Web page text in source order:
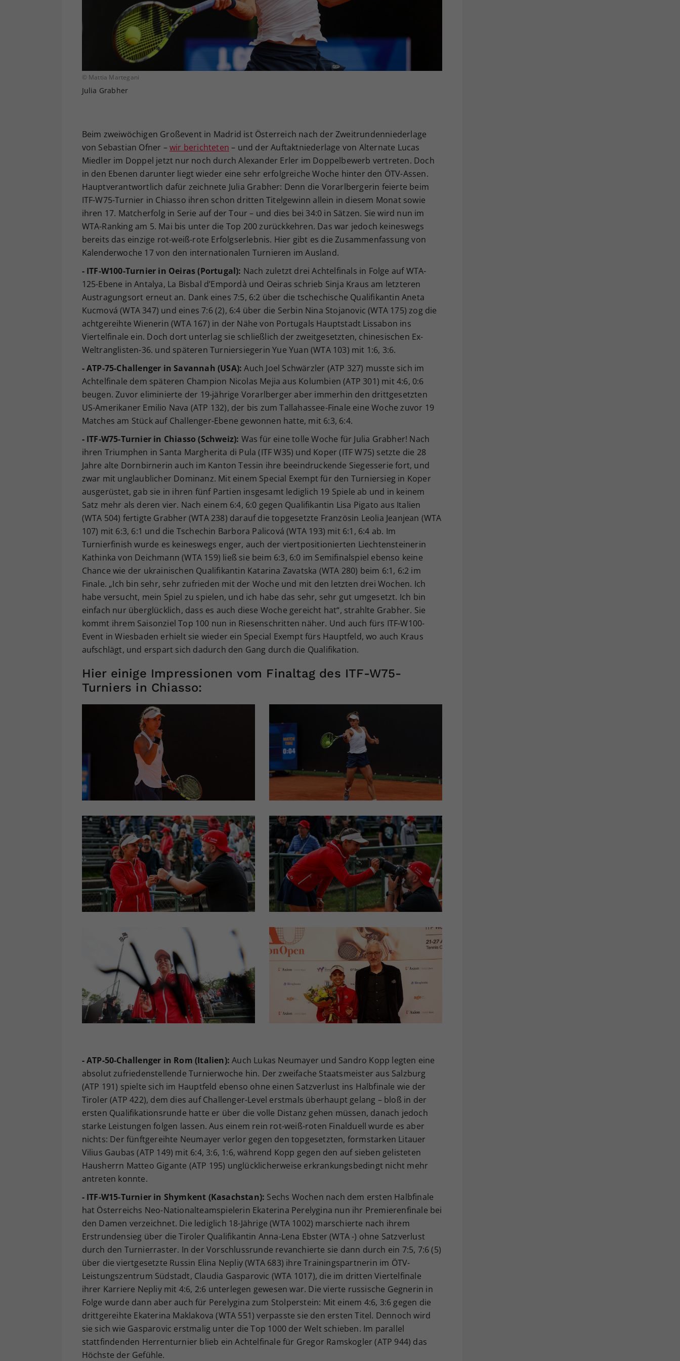
© Mattia Martegani
Julia Grabher
Beim zweiwöchigen Großevent in Madrid ist Österreich nach der Zweitrundenniederlage
von Sebastian Ofner –wir berichteten – und der Auftaktniederlage von Alternate Lucas
Miedler im Doppel jetzt nur noch durch Alexander Erler im Doppelbewerb vertreten. Doch
in den Ebenen darunter liegt wieder eine sehr erfolgreiche Woche hinter den ÖTV-Assen.
Hauptverantwortlich dafür zeichnete Julia Grabher: Denn die Vorarlbergerin feierte beim
ITF-W75-Turnier in Chiasso ihren schon dritten Titelgewinn allein in diesem Monat sowie
ihren 17. Matcherfolg in Serie auf der Tour – und dies bei 34:0 in Sätzen. Sie wird nun im
WTA-Ranking am 5. Mai bis unter die Top 200 zurückkehren. Das war jedoch keineswegs
bereits das einzige rot-weiß-rote Erfolgserlebnis. Hier gibt es die Zusammenfassung von
Kalenderwoche 17 von den internationalen Turnieren im Ausland.
- ITF-W100-Turnier in Oeiras (Portugal): Nach zuletzt drei Achtelfinals in Folge auf WTA-
125-Ebene in Antalya, La Bisbal d’Empordà und Oeiras schrieb Sinja Kraus am letzteren
Austragungsort erneut an. Dank eines 7:5, 6:2 über die tschechische Qualifikantin Aneta
Kucmová (WTA 347) und eines 7:6 (2), 6:4 über die Serbin Nina Stojanovic (WTA 175) zog die
achtgereihte Wienerin (WTA 167) in der Nähe von Portugals Hauptstadt Lissabon ins
Viertelfinale ein. Doch dort unterlag sie schließlich der zweitgesetzten, chinesischen Ex-
Weltranglisten-36. und späteren Turniersiegerin Yue Yuan (WTA 103) mit 1:6, 3:6.
- ATP-75-Challenger in Savannah (USA): Auch Joel Schwärzler (ATP 327) musste sich im
Achtelfinale dem späteren Champion Nicolas Mejia aus Kolumbien (ATP 301) mit 4:6, 0:6
beugen. Zuvor eliminierte der 19-jährige Vorarlberger aber immerhin den drittgesetzten
US-Amerikaner Emilio Nava (ATP 132), der bis zum Tallahassee-Finale eine Woche zuvor 19
Matches am Stück auf Challenger-Ebene gewonnen hatte, mit 6:3, 6:4.
- ITF-W75-Turnier in Chiasso (Schweiz): Was für eine tolle Woche für Julia Grabher! Nach
ihren Triumphen in Santa Margherita di Pula (ITF W35) und Koper (ITF W75) setzte die 28
Jahre alte Dornbirnerin auch im Kanton Tessin ihre beeindruckende Siegesserie fort, und
zwar mit unglaublicher Dominanz. Mit einem Special Exempt für den Turniersieg in Koper
ausgerüstet, gab sie in ihren fünf Partien insgesamt lediglich 19 Spiele ab und in keinem
Satz mehr als deren vier. Nach einem 6:4, 6:0 gegen Qualifikantin Lisa Pigato aus Italien
(WTA 504) fertigte Grabher (WTA 238) darauf die topgesetzte Französin Leolia Jeanjean (WTA
107) mit 6:3, 6:1 und die Tschechin Barbora Palicová (WTA 193) mit 6:1, 6:4 ab. Im
Turnierfinish wurde es keineswegs enger, auch der viertpositionierten Liechtensteinerin
Kathinka von Deichmann (WTA 159) ließ sie beim 6:3, 6:0 im Semifinalspiel ebenso keine
Chance wie der ukrainischen Qualifikantin Katarina Zavatska (WTA 280) beim 6:1, 6:2 im
Finale. „Ich bin sehr, sehr zufrieden mit der Woche und mit den letzten drei Wochen. Ich
habe versucht, mein Spiel zu spielen, und ich habe das sehr, sehr gut umgesetzt. Ich bin
einfach nur überglücklich, dass es auch diese Woche gereicht hat“, strahlte Grabher. Sie
kommt ihrem Saisonziel Top 100 nun in Riesenschritten näher. Und auch fürs ITF-W100-
Event in Wiesbaden erhielt sie wieder ein Special Exempt fürs Hauptfeld, wo auch Kraus
aufschlägt, und erspart sich dadurch den Gang durch die Qualifikation.
Hier einige Impressionen vom Finaltag des ITF-W75-
Turniers in Chiasso:
- ATP-50-Challenger in Rom (Italien): Auch Lukas Neumayer und Sandro Kopp legten eine
absolut zufriedenstellende Turnierwoche hin. Der zweifache Staatsmeister aus Salzburg
(ATP 191) spielte sich im Hauptfeld ebenso ohne einen Satzverlust ins Halbfinale wie der
Tiroler (ATP 422), dem dies auf Challenger-Level erstmals überhaupt gelang – bloß in der
ersten Qualifikationsrunde hatte er über die volle Distanz gehen müssen, danach jedoch
starke Leistungen folgen lassen. Aus einem rein rot-weiß-roten Finalduell wurde es aber
nichts: Der fünftgereihte Neumayer verlor gegen den topgesetzten, formstarken Litauer
Vilius Gaubas (ATP 149) mit 6:4, 3:6, 1:6, während Kopp gegen den auf sieben gelisteten
Hausherrn Matteo Gigante (ATP 195) unglücklicherweise erkrankungsbedingt nicht mehr
antreten konnte.
- ITF-W15-Turnier in Shymkent (Kasachstan): Sechs Wochen nach dem ersten Halbfinale
hat Österreichs Neo-Nationalteamspielerin Ekaterina Perelygina nun ihr Premierenfinale bei
den Damen verzeichnet. Die lediglich 18-Jährige (WTA 1002) marschierte nach ihrem
Erstrundensieg über die Tiroler Qualifikantin Anna-Lena Ebster (WTA -) ohne Satzverlust
durch den Turnierraster. In der Vorschlussrunde revanchierte sie dann durch ein 7:5, 7:6 (5)
über die viertgesetzte Russin Elina Nepliy (WTA 683) ihre Trainingspartnerin im ÖTV-
Leistungszentrum Südstadt, Claudia Gasparovic (WTA 1017), die im dritten Viertelfinale
ihrer Karriere Nepliy mit 4:6, 2:6 unterlegen gewesen war. Die vierte russische Gegnerin in
Folge wurde dann aber auch für Perelygina zum Stolperstein: Mit einem 4:6, 3:6 gegen die
drittgereihte Ekaterina Maklakova (WTA 551) verpasste sie den ersten Titel. Dennoch wird
sie sich wie Gasparovic erstmalig unter die Top 1000 der Welt schieben. Im parallel
stattfindenden Herrenturnier blieb ein Achtelfinale für Gregor Ramskogler (ATP 944) das
Höchste der Gefühle.
Ihrer vorgenommen Einstellungen, falls der
Webseiten-Betreiber dies eingestellt hat.